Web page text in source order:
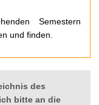
Semestern
und finden.
des
bitte an die